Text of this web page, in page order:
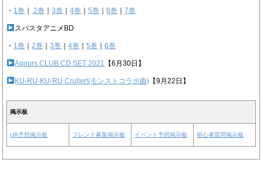
・ 1巻 2巻 ｜3巻 ｜4巻 ｜5巻 ｜6巻 ｜7巻
スパスタアニメBD
・ 1巻 ｜2巻 ｜3巻 ｜4巻 ｜5巻 ｜6巻
Aqours CLUB CD SET 2021 【6月30日】
KU-RU-KU-RU Cruller!(モンストコラボ曲) 【9月22日】
掲示板
UR予想掲示板 フレンド募集掲示板 イベント予想掲示板 初心者質問掲示板